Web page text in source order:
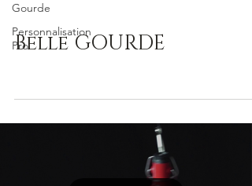
Gourde
Personnalisation
Pro
Belle GOURDE